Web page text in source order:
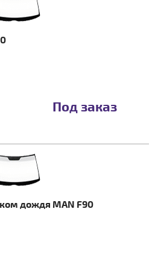
Под заказ
дождя MAN F90